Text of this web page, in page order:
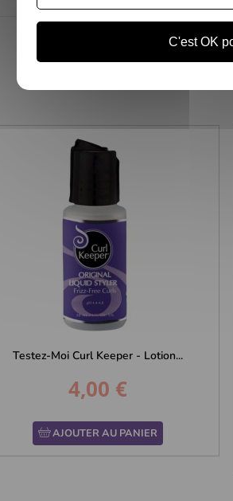
CELA POURRAIT
Testez-Moi Curl Keeper - Lotion...
Prix
4,00 €
AJOUTER AU PANIER
C'est OK